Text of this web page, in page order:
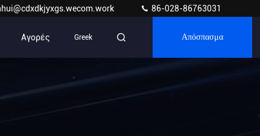
86-028-86763031
Αγορές Greek Απόσπασμα